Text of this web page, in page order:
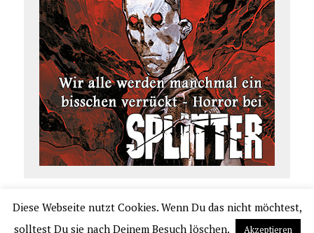
COPYRIGHT 2026 | COMIC.DE
Diese Webseite nutzt Cookies. Wenn Du das nicht möchtest,
solltest Du sie nach Deinem Besuch löschen.
Akzeptieren